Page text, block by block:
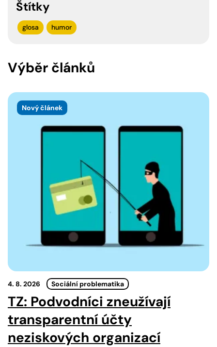
Štítky
glosa humor
Výběr článků
Nový článek
4. 8. 2026 Sociální problematika
TZ: Podvodníci zneužívají
transparentní účty
neziskových organizací